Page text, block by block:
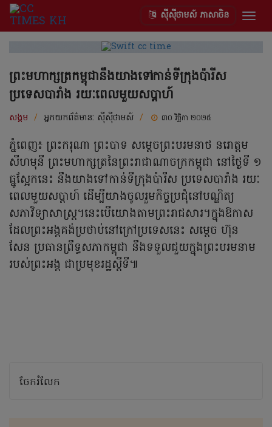
ស៊ីស៊ីថាមស៍ ភាសាចិន
ព្រះមហាក្សត្រកម្ពុជានឹងយាងទៅកាន់ទីក្រុងប៉ារីស
ប្រទេសបារាំង រយៈពេលមួយសប្តាហ៍
សង្គម / អ្នកយកព័ត៌មាន: ស៊ីស៊ីថាមស៍ / ៣០ វិច្ឆិកា ២០២៥
ភ្នំពេញ៖ ព្រះករុណា ព្រះបាទ សម្តេចព្រះបរមនាថ នរោត្តម
សីហមុនី ព្រះមហាក្សត្រនៃព្រះរាជាណាចក្រកម្ពុជា នៅថ្ងៃទី ១
ធ្នូស្អែកនេះ នឹងយាងទៅកាន់ទីក្រុងប៉ារីស ប្រទេសបារាំង រយៈ
ពេលមួយសប្តាហ៍ ដើម្បីយាងចូលរួមកិច្ចប្រជុំនៅ​បណ្ឌិត្យ
សភាវិទ្យាសាស្ត្រ។នេះបើយោងតាមព្រះរាជសារ។ក្នុងឱកាស
ដែលព្រះអង្គគង់ប្រថាប់នៅក្រៅប្រទេសនេះ សម្តេច ហ៊ុន
សែន ប្រធានព្រឹទ្ធសភាកម្ពុជា នឹងទទួលជួយក្នុងព្រះបរមនាម
របស់ព្រះអង្គ ជាប្រមុខរដ្ឋស្តីទី៕
ចែករំលែក